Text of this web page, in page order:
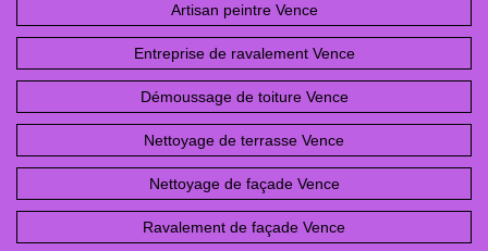
Artisan peintre Vence
Entreprise de ravalement Vence
Démoussage de toiture Vence
Nettoyage de terrasse Vence
Nettoyage de façade Vence
Ravalement de façade Vence